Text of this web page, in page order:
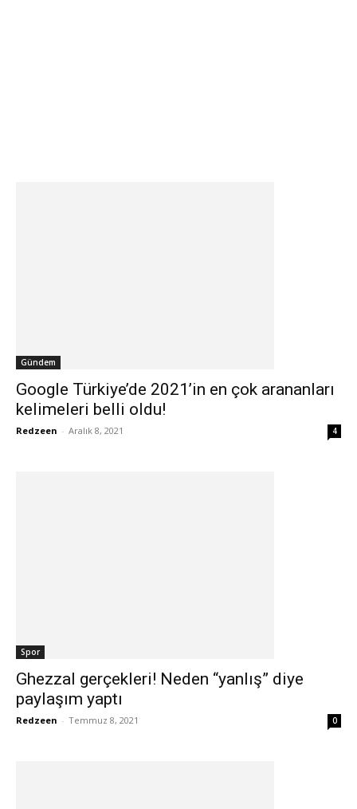
Gündem
Google Türkiye’de 2021’in en çok arananları
kelimeleri belli oldu!
Redzeen - Aralık 8, 2021 4
Spor
Ghezzal gerçekleri! Neden “yanlış” diye
paylaşım yaptı
Redzeen - Temmuz 8, 2021 0